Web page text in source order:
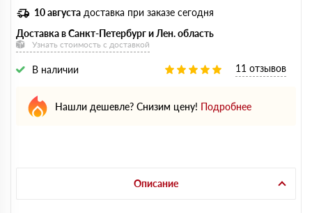
10 августа доставка при заказе сегодня
Доставка в Санкт-Петербург и Лен. область
Узнать стоимость с доставкой
В наличии 11 отзывов
Нашли дешевле? Снизим цену! Подробнее
Описание